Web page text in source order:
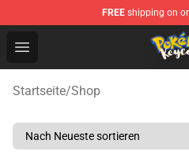
FREE shipping on
Open menu
Pokemon Keycap Shop -
Startseite/Shop